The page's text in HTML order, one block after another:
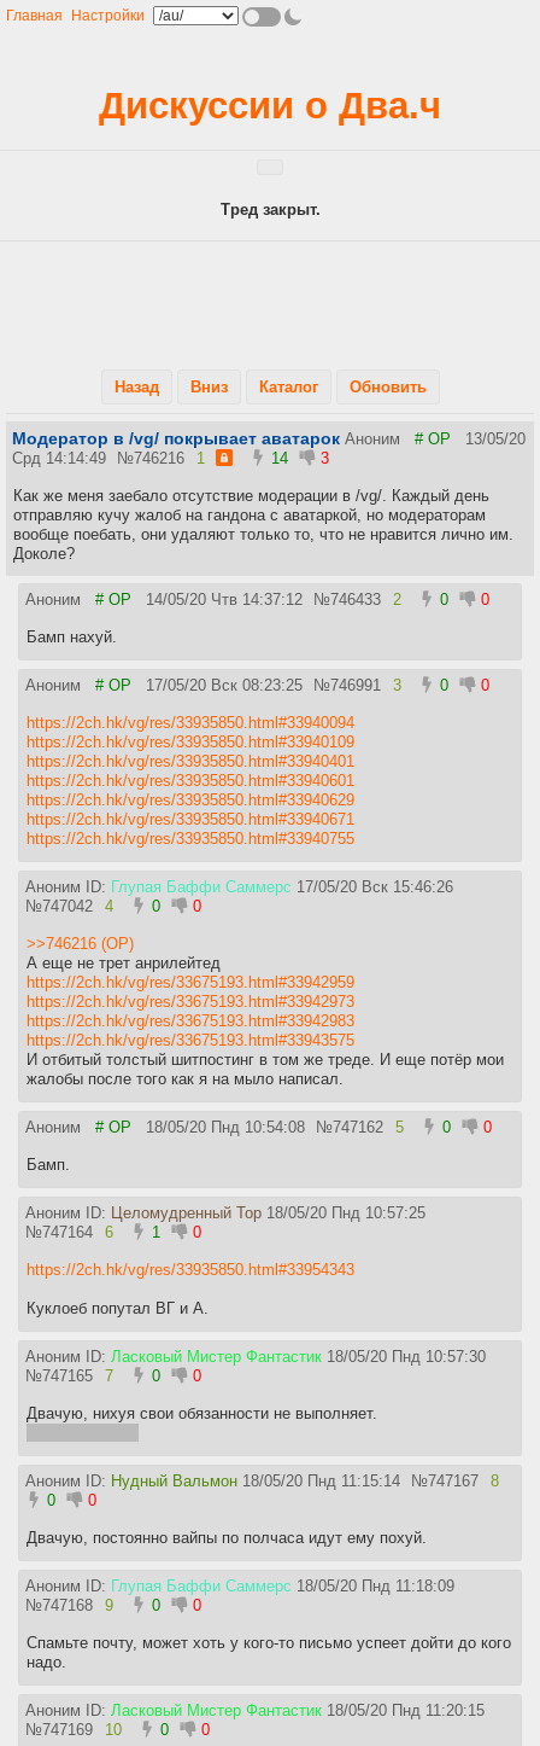
Главная Настройки
Дискуссии о Два.ч
Тред закрыт.
Назад Вниз Каталог Обновить
Модератор в /vg/ покрывает аватарок Аноним # OP
13/05/20
Срд 14:14:49
№746216 1 14 3
Как же меня заебало отсутствие модерации в /vg/. Каждый день
отправляю кучу жалоб на гандона с аватаркой, но модераторам
вообще поебать, они удаляют только то, что не нравится лично им.
Доколе?
Аноним # OP 14/05/20 Чтв 14:37:12 №746433 2 0 0
Бамп нахуй.
Аноним # OP 17/05/20 Вск 08:23:25 №746991 3 0 0
https://2ch.hk/vg/res/33935850.html#33940094
https://2ch.hk/vg/res/33935850.html#33940109
https://2ch.hk/vg/res/33935850.html#33940401
https://2ch.hk/vg/res/33935850.html#33940601
https://2ch.hk/vg/res/33935850.html#33940629
https://2ch.hk/vg/res/33935850.html#33940671
https://2ch.hk/vg/res/33935850.html#33940755
Аноним ID: Глупая Баффи Саммерс 17/05/20 Вск 15:46:26
№747042 4 0 0
>>746216 (OP)
А еще не трет анрилейтед
https://2ch.hk/vg/res/33675193.html#33942959
https://2ch.hk/vg/res/33675193.html#33942973
https://2ch.hk/vg/res/33675193.html#33942983
https://2ch.hk/vg/res/33675193.html#33943575
И отбитый толстый шитпостинг в том же треде. И еще потёр мои
жалобы после того как я на мыло написал.
Аноним # OP 18/05/20 Пнд 10:54:08 №747162 5 0 0
Бамп.
Аноним ID: Целомудренный Тор 18/05/20 Пнд 10:57:25
№747164 6 1 0
https://2ch.hk/vg/res/33935850.html#33954343
Куклоеб попутал ВГ и А.
Аноним ID: Ласковый Мистер Фантастик 18/05/20 Пнд 10:57:30
№747165 7 0 0
Двачую, нихуя свои обязанности не выполняет.
Аноним ID: Нудный Вальмон 18/05/20 Пнд 11:15:14 №747167
8
0
0
Двачую, постоянно вайпы по полчаса идут ему похуй.
Аноним ID: Глупая Баффи Саммерс 18/05/20 Пнд 11:18:09
№747168 9 0 0
Спамьте почту, может хоть у кого-то письмо успеет дойти до кого
надо.
Аноним ID: Ласковый Мистер Фантастик 18/05/20 Пнд 11:20:15
№747169 10 0 0